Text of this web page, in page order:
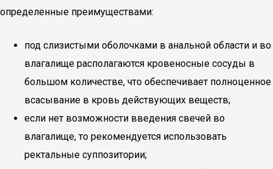
определенные преимуществами:
под слизистыми оболочками в анальной области и во
влагалище располагаются кровеносные сосуды в
большом количестве, что обеспечивает полноценное
всасывание в кровь действующих веществ;
если нет возможности введения свечей во
влагалище, то рекомендуется использовать
ректальные суппозитории;